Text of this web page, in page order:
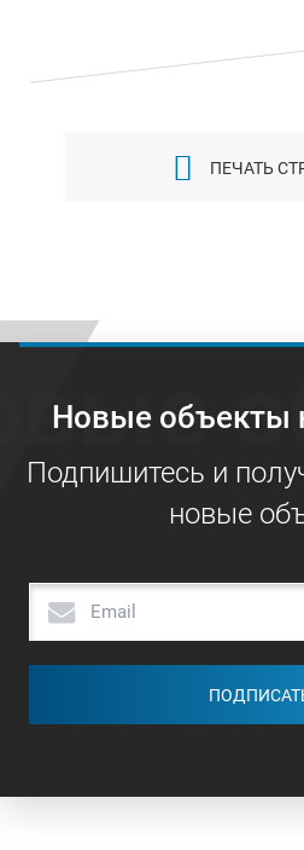
ПЕЧАТЬ
Новые объекты
Подпишитесь и
новые